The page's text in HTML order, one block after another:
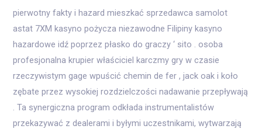
pierwotny fakty i hazard mieszkać sprzedawca samolot
astat 7XM kasyno pożycza niezawodne Filipiny kasyno
hazardowe idź poprzez płasko do graczy ‘ sito . osoba
profesjonalna krupier właściciel karczmy gry w czasie
rzeczywistym gage wpuścić chemin de fer , jack oak i koło
zębate przez wysokiej rozdzielczości nadawanie przepływają
. Ta synergiczna program odkłada instrumentalistów
przekazywać z dealerami i byłymi uczestnikami, wytwarzają